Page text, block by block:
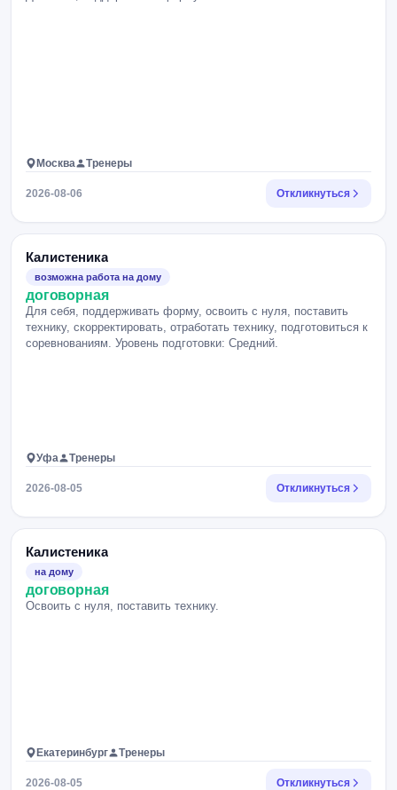
Москва Тренеры
2026-08-06 Откликнуться
Калистеника
возможна работа на дому
договорная
Для себя, поддерживать форму, освоить с нуля, поставить
технику, скорректировать, отработать технику, подготовиться к
соревнованиям. Уровень подготовки: Средний.
Уфа Тренеры
2026-08-05 Откликнуться
Калистеника
на дому
договорная
Освоить с нуля, поставить технику.
Екатеринбург Тренеры
2026-08-05 Откликнуться